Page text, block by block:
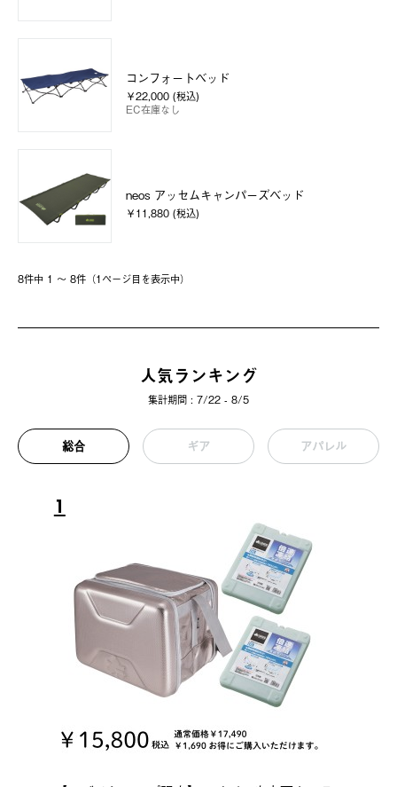
コンフォートベッド
￥22,000 (税込)
EC在庫なし
neos アッセムキャンパーズベッド
￥11,880 (税込)
8件中 1 〜 8件（1ページ⽬を表⽰中）
人気ランキング
集計期間 : 7/22 - 8/5
総合 ギア アパレル
1